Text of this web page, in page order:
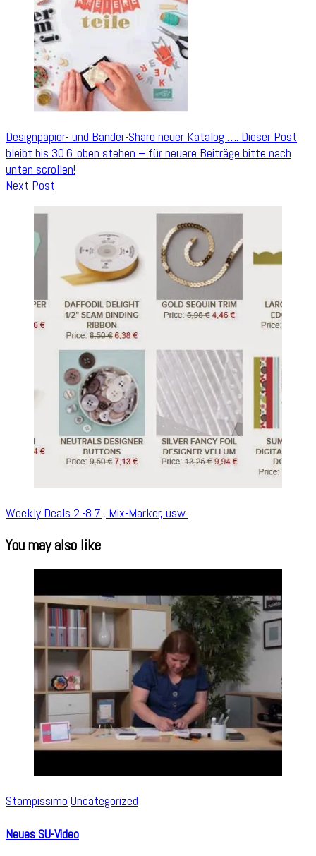
Designpapier- und Bänder-Share neuer Katalog …. Dieser Post
bleibt bis 30.6. oben stehen – für neuere Beiträge bitte nach
unten scrollen!
Next Post
Weekly Deals 2.-8.7., Mix-Marker, usw.
You may also like
Stampissimo Uncategorized
Neues SU-Video